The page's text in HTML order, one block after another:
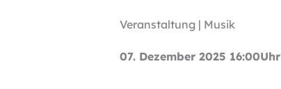
Veranstaltung | Musik
07. Dezember 2025 16:00Uhr